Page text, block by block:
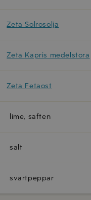
Zeta Solrosolja
Zeta Kapris medelstora
Zeta Fetaost
lime, saften
salt
svartpeppar